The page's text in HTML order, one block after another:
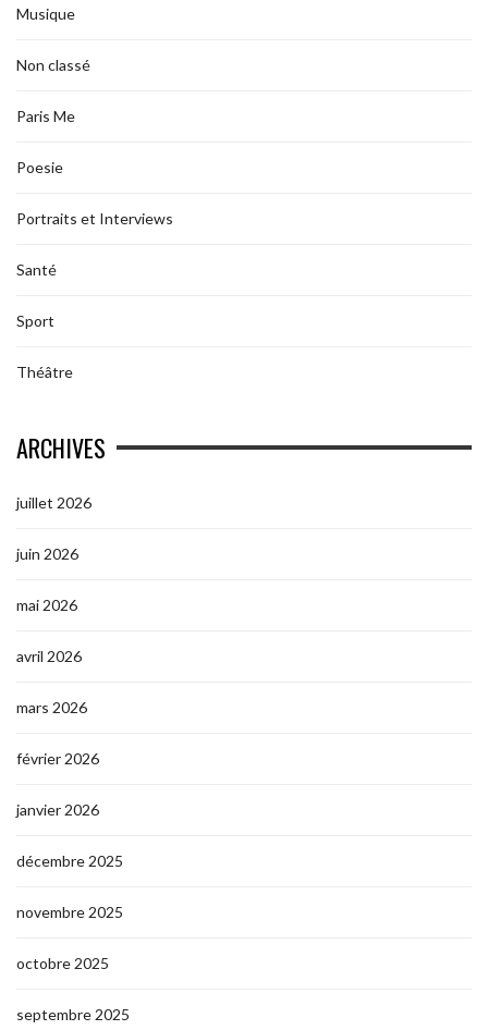
Musique
Non classé
Paris Me
Poesie
Portraits et Interviews
Santé
Sport
Théâtre
ARCHIVES
juillet 2026
juin 2026
mai 2026
avril 2026
mars 2026
février 2026
janvier 2026
décembre 2025
novembre 2025
octobre 2025
septembre 2025